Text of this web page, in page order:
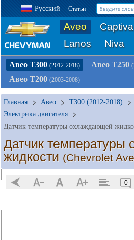
Русский Статьи
Aveo Captiva
Lanos
Niva
Авео Т300 (2012-2018) Авео Т250
Авео Т200 (2003-2008)
Главная Авео T300 (2012-2018)
Электрика двигателя
Датчик температуры охлаждающей
Датчик
жидкости (Chevrolet
0